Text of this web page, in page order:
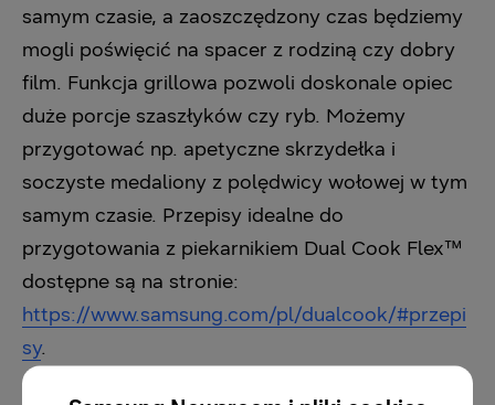
samym czasie, a zaoszczędzony czas będziemy
mogli poświęcić na spacer z rodziną czy dobry
film. Funkcja grillowa pozwoli doskonale opiec
duże porcje szaszłyków czy ryb. Możemy
przygotować np. apetyczne skrzydełka i
soczyste medaliony z polędwicy wołowej w tym
samym czasie. Przepisy idealne do
przygotowania z piekarnikiem Dual Cook Flex™
dostępne są na stronie:
https://www.samsung.com/pl/dualcook/#przepi
sy.